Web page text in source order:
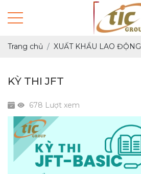
Trang chủ XUẤT KHẨU LAO ĐỘNG
KỲ THI JFT
678 Lượt xem